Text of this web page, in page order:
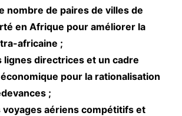
nombre de paires de villes de
en Afrique pour améliorer la
africaine ;
lignes directrices et un cadre
pour la rationalisation
;
voyages aériens compétitifs et